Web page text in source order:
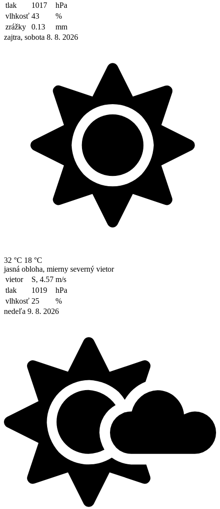
tlak
1017
hPa
vlhkosť 43
%
zrážky
0.13
mm
zajtra, sobota 8. 8. 2026
32 °C 18 °C
jasná obloha, mierny severný vietor
vietor
S, 4.57 m/s
tlak
1019
hPa
vlhkosť 25
%
nedeľa 9. 8. 2026